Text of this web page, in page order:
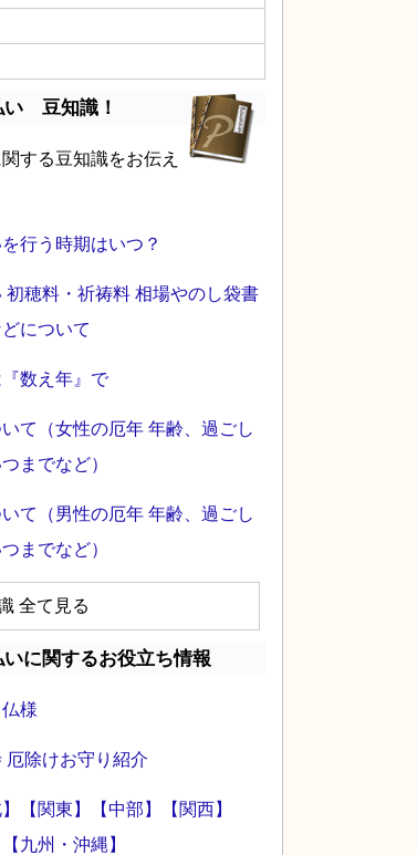
い 豆知識！
する豆知識をお伝え
行う時期はいつ？
初穂料・祈祷料 相場やのし袋書
について
数え年』で
て（女性の厄年 年齢、過ごし
までなど）
て（男性の厄年 年齢、過ごし
までなど）
全て見る
に関するお役立ち情報
様
厄除けお守り紹介
【関東】 【中部】
【関西】
【九州・沖縄】